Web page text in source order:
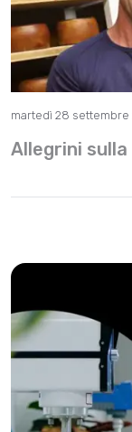
martedì 28 settembre
Allegrini